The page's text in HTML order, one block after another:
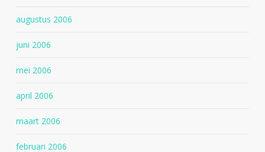
augustus 2006
juni 2006
mei 2006
april 2006
maart 2006
februari 2006